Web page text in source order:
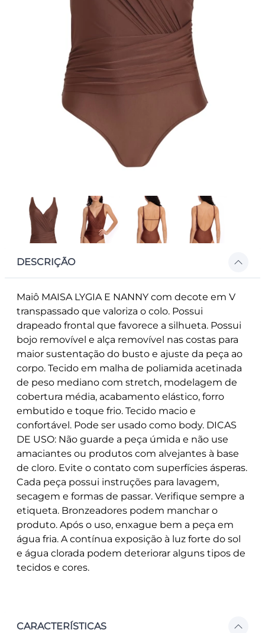
DESCRIÇÃO
Maiô MAISA LYGIA E NANNY com decote em V
transpassado que valoriza o colo. Possui
drapeado frontal que favorece a silhueta. Possui
bojo removível e alça removível nas costas para
maior sustentação do busto e ajuste da peça ao
corpo. Tecido em malha de poliamida acetinada
de peso mediano com stretch, modelagem de
cobertura média, acabamento elástico, forro
embutido e toque frio. Tecido macio e
confortável. Pode ser usado como body. DICAS
DE USO: Não guarde a peça úmida e não use
amaciantes ou produtos com alvejantes à base
de cloro. Evite o contato com superfícies ásperas.
Cada peça possui instruções para lavagem,
secagem e formas de passar. Verifique sempre a
etiqueta. Bronzeadores podem manchar o
produto. Após o uso, enxague bem a peça em
água fria. A contínua exposição à luz forte do sol
e água clorada podem deteriorar alguns tipos de
tecidos e cores.
CARACTERÍSTICAS